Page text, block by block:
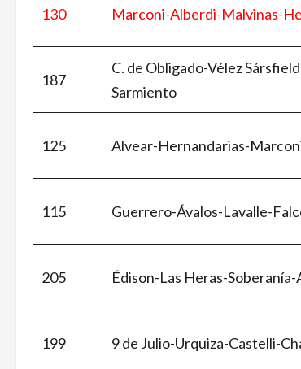
130 Marconi-Alberdi-Malvinas-
187
C. de Obligado-Vélez
Sarmiento
125 Alvear-Hernandarias-
115 Guerrero-Ávalos-Lavalle-
205 Édison-Las Heras-
199 9 de Julio-Urquiza-Castelli-